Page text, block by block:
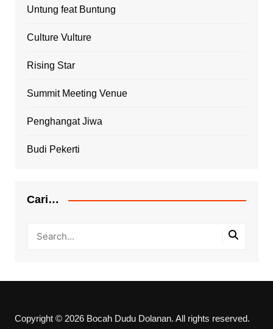
Untung feat Buntung
Culture Vulture
Rising Star
Summit Meeting Venue
Penghangat Jiwa
Budi Pekerti
Cari…
Copyright © 2026 Bocah Dudu Dolanan. All rights reserved.